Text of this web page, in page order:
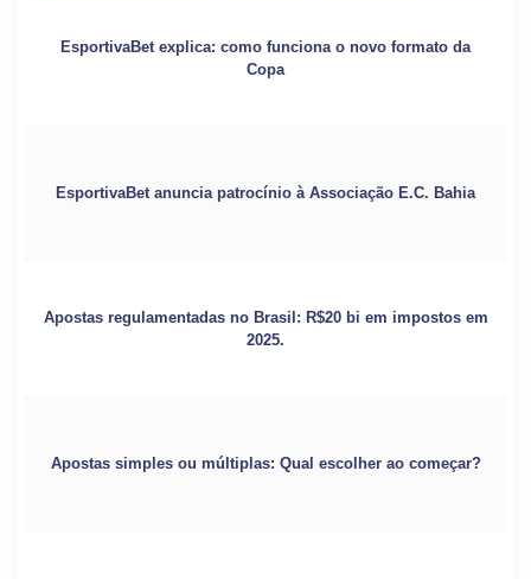
EsportivaBet explica: como funciona o novo formato da
Copa
EsportivaBet anuncia patrocínio à Associação E.C. Bahia
Apostas regulamentadas no Brasil: R$20 bi em impostos em
2025.
Apostas simples ou múltiplas: Qual escolher ao começar?